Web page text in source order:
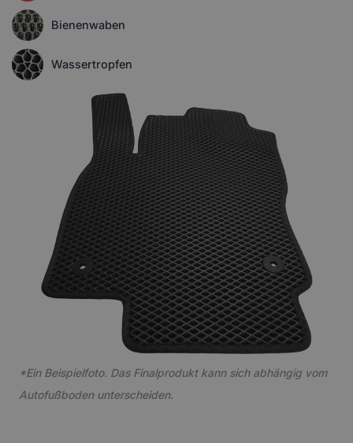
Bienenwaben
Wassertropfen
*Ein Beispielfoto. Das Finalprodukt kann sich abhängig vom
Autofußboden unterscheiden.